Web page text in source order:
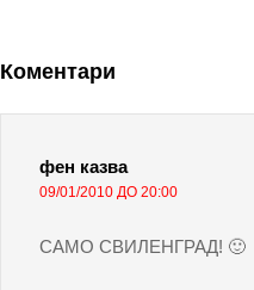
Коментари
фен казва
09/01/2010 ДО 20:00
САМО СВИЛЕНГРАД! 🙂